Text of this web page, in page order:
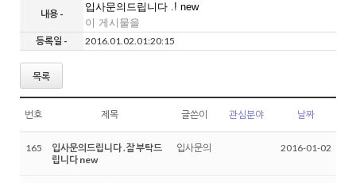
내용 -
입사문의드립니다 .! new
이 게시물을
등록일 -
2016.01.02.01:20:15
목록
번호 제목 글쓴이 관심분야 날짜
165
입사문의드립니다 .잘 부탁드
립니다 new
입사문의 2016-01-02